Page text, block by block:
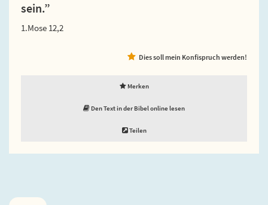
sein.”
1.Mose 12,2
Dies soll mein Konfispruch werden!
Merken
Den Text in der Bibel online lesen
Teilen